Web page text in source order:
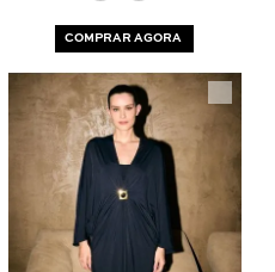
COMPRAR AGORA